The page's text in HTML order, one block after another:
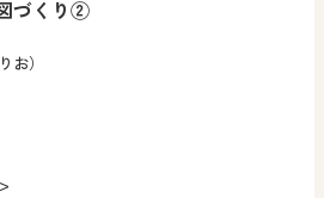
づくり②
）